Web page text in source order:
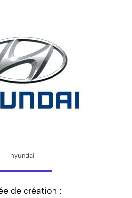
hyundai
de création :